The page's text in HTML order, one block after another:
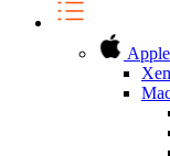
Apple